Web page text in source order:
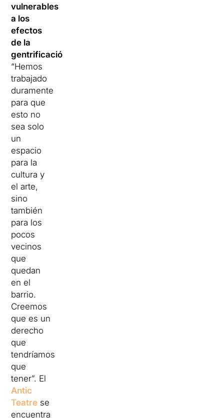
vulnerables
a los
efectos
de la
gentrificación
“Hemos
trabajado
duramente
para que
esto no
sea solo
un
espacio
para la
cultura y
el arte,
sino
también
para los
pocos
vecinos
que
quedan
en el
barrio.
Creemos
que es un
derecho
que
tendríamos
que
tener”. El
Antic
Teatre se
encuentra